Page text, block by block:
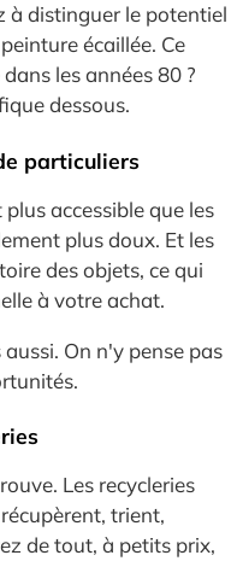
distinguer le potentiel
écaillée. Ce
les années 80 ?
dessous.
particuliers
accessible que les
plus doux. Et les
des objets, ce qui
à votre achat.
On n'y pense pas
Les recycleries
trient,
de tout, à petits prix,